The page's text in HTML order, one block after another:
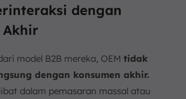
dengan
Akhir
model B2B mereka, OEM tidak
dengan konsumen akhir.
dalam pemasaran massal atau